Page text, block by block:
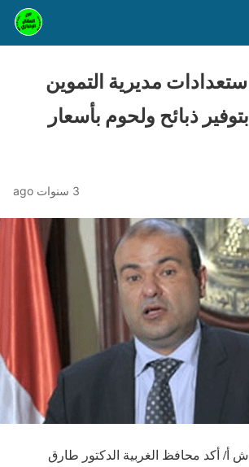
مديرية التموين
ذبائح ولحوم بأسعار
3 سنوات ago
يونيو/أ ش أ/ أكد محافظ الغربية الدكتور طارق